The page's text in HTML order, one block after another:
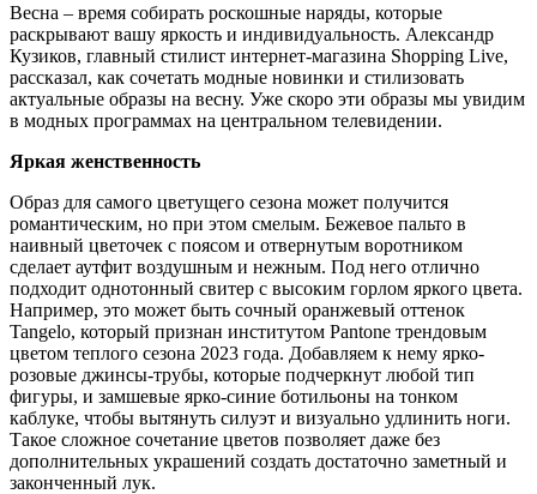
Весна – время собирать роскошные наряды, которые
раскрывают вашу яркость и индивидуальность. Александр
Кузиков, главный стилист интернет-магазина Shopping Live,
рассказал, как сочетать модные новинки и стилизовать
актуальные образы на весну. Уже скоро эти образы мы увидим
в модных программах на центральном телевидении.
Яркая женственность
Образ для самого цветущего сезона может получится
романтическим, но при этом смелым. Бежевое пальто в
наивный цветочек с поясом и отвернутым воротником
сделает аутфит воздушным и нежным. Под него отлично
подходит однотонный свитер с высоким горлом яркого цвета.
Например, это может быть сочный оранжевый оттенок
Tangelo, который признан институтом Pantone трендовым
цветом теплого сезона 2023 года. Добавляем к нему ярко-
розовые джинсы-трубы, которые подчеркнут любой тип
фигуры, и замшевые ярко-синие ботильоны на тонком
каблуке, чтобы вытянуть силуэт и визуально удлинить ноги.
Такое сложное сочетание цветов позволяет даже без
дополнительных украшений создать достаточно заметный и
законченный лук.